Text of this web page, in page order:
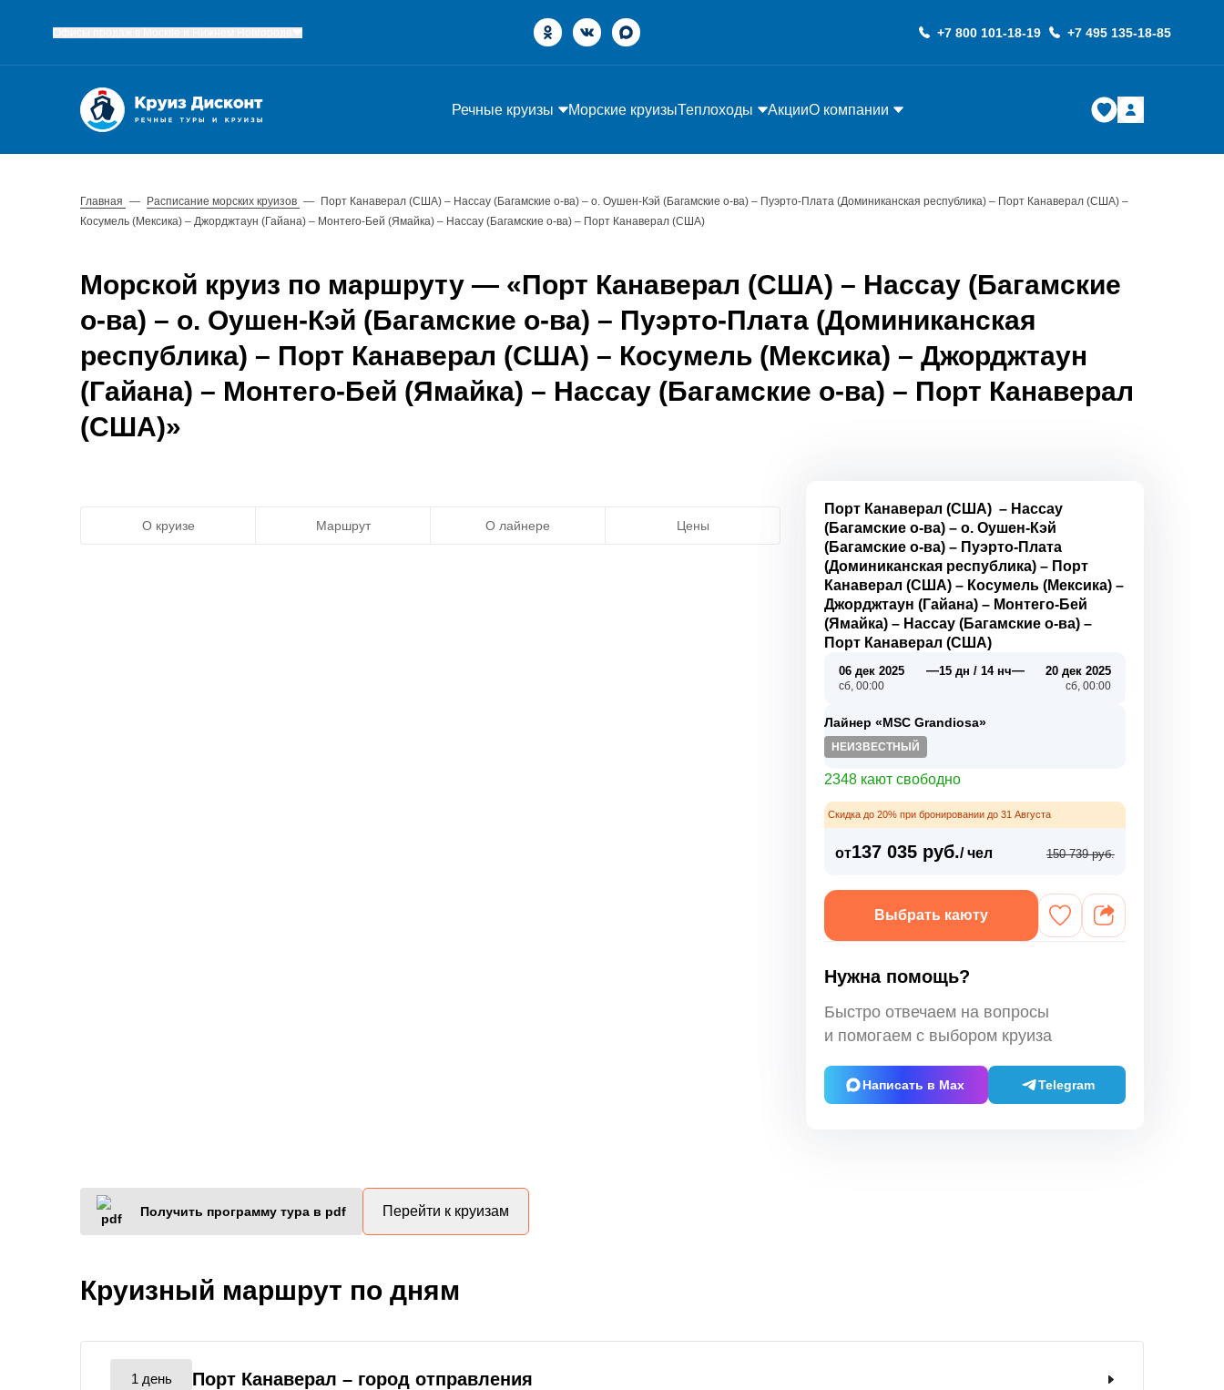
+7 800 101-18-19 +7 495 135-18-85
Речные круизы Морские круизыТеплоходы АкцииО компании
Главная — Расписание морских круизов —
Порт Канаверал (США) – Нассау (Багамские о-ва) – о. Оушен-Кэй (Багамские о-ва) – Пуэрто-Плата (Доминиканская республика) – Порт Канаверал (США) –
Косумель (Мексика) – Джорджтаун (Гайана) – Монтего-Бей (Ямайка) – Нассау (Багамские о-ва) – Порт Канаверал (США)
Морской круиз по маршруту — «Порт Канаверал (США) – Нассау (Багамские
о-ва) – о. Оушен-Кэй (Багамские о-ва) – Пуэрто-Плата (Доминиканская
республика) – Порт Канаверал (США) – Косумель (Мексика) – Джорджтаун
(Гайана) – Монтего-Бей (Ямайка) – Нассау (Багамские о-ва) – Порт Канаверал
(США)»
О круизе Маршрут О лайнере Цены
Порт Канаверал (США) – Нассау
(Багамские о-ва) –о. Оушен-Кэй
(Багамские о-ва) – Пуэрто-Плата
(Доминиканская республика) – Порт
Канаверал (США) – Косумель (Мексика) –
Джорджтаун (Гайана) – Монтего-Бей
(Ямайка) – Нассау (Багамские о-ва) –
Порт Канаверал (США)
06 дек 2025
сб, 00:00
—15 дн / 14 нч— 20 дек 2025
сб, 00:00
Лайнер «MSC Grandiosa»
НЕИЗВЕСТНЫЙ
2348 кают свободно
Скидка до 20% при бронировании до 31 Августа
от137 035 руб./ чел 150 739 руб.
Выбрать каюту
Нужна помощь?
Быстро отвечаем на вопросы
и помогаем с выбором круиза
Написать в Max Telegram
Получить программу тура в pdf Перейти к круизам
Круизный маршрут по дням
1 день Порт Канаверал – город отправления